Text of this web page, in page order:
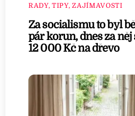
RADY, TIPY, ZAJÍMAVOSTI
Za socialismu to byl
pár korun, dnes za něj
12 000 Kč na dřevo